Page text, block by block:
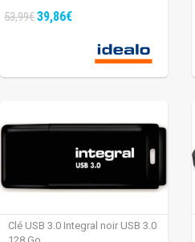
53,99€39,86€
Clé USB 3.0 Integral noir USB 3.0